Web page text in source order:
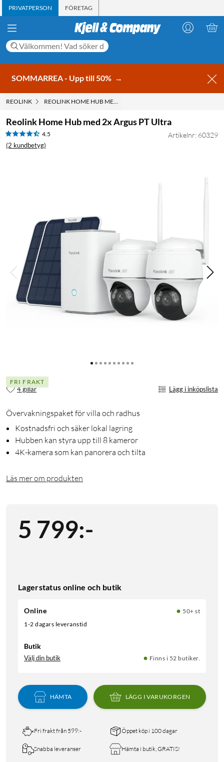
PRIVATPERSON FÖRETAG
SOMMARREA - Upp till 50% →
REOLINK REOLINK HOME HUB MED 2X ARGUS PT ULTRA
Reolink Home Hub med 2x Argus PT Ultra
4.5
(2 kundbetyg)
Artikelnr: 60329
FRI FRAKT
4 gillar Lägg i inköpslista
Övervakningspaket för villa och radhus
Kostnadsfri och säker lokal lagring
Hubben kan styra upp till 8 kameror
4K-kamera som kan panorera och tilta
Läs mer om produkten
5 799:-
Lagerstatus online och butik
Online
50+ st
1-2 dagars leveranstid
Butik
Välj din butik Finns i 52 butiker.
HÄMTA LÄGG I VARUKORGEN
Fri frakt från 599:- Öppet köp i 100 dagar
Snabba leveranser Hämta i butik, GRATIS!